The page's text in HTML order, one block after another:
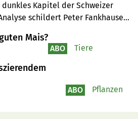
Kapitel der Schweizer
schildert Peter Fankhauser
Frieswil der 1940er- und
Mais?
ABO Tiere
ABO Pflanzen